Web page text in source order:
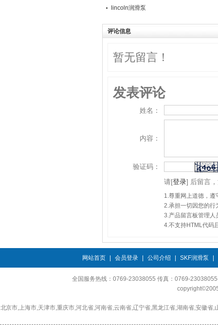
lincoln润滑泵
评论信息
暂无留言！
发表评论
姓名：
内容：
验证码：
请[登录] 后留言
1.尊重网上道德，
2.承担一切因您的行
3.产品留言板管理人
4.不支持HTML代码
网站首页 会员登录 公司介绍 SKF润滑泵
全国服务热线：0769-23038055 传真：0769-
北京市,上海市,天津市,重庆市,河北省,河南省,云南省,辽宁省,黑龙江省,湖南省,安徽